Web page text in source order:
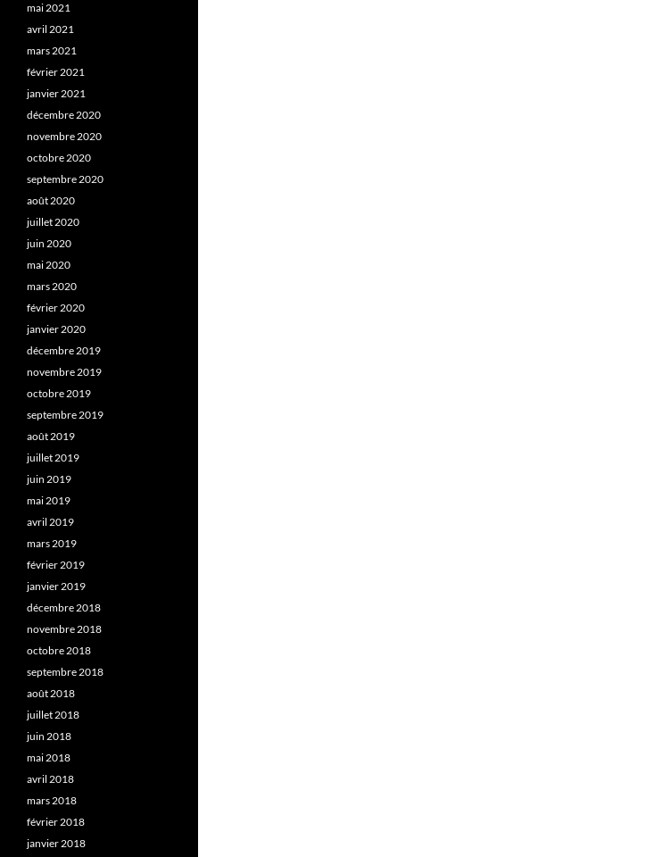
mai 2021
avril 2021
mars 2021
février 2021
janvier 2021
décembre 2020
novembre 2020
octobre 2020
septembre 2020
août 2020
juillet 2020
juin 2020
mai 2020
mars 2020
février 2020
janvier 2020
décembre 2019
novembre 2019
octobre 2019
septembre 2019
août 2019
juillet 2019
juin 2019
mai 2019
avril 2019
mars 2019
février 2019
janvier 2019
décembre 2018
novembre 2018
octobre 2018
septembre 2018
août 2018
juillet 2018
juin 2018
mai 2018
avril 2018
mars 2018
février 2018
janvier 2018